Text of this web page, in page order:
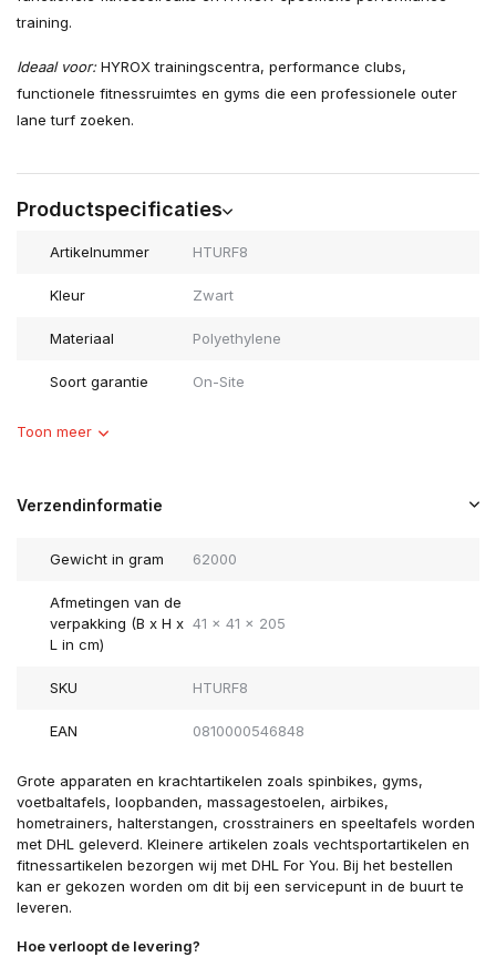
training.
Ideaal voor:HYROX trainingscentra, performance clubs,
functionele fitnessruimtes en gyms die een professionele outer
lane turf zoeken.
Productspecificaties
Artikelnummer HTURF8
Kleur Zwart
Materiaal Polyethylene
Soort garantie On-Site
Toon meer
Verzendinformatie
Gewicht in gram 62000
Afmetingen van de
verpakking (B x H x
L in cm)
41 x 41 x 205
SKU HTURF8
EAN 0810000546848
Grote apparaten en krachtartikelen zoals spinbikes, gyms,
voetbaltafels, loopbanden, massagestoelen, airbikes,
hometrainers, halterstangen, crosstrainers en speeltafels worden
met DHL geleverd. Kleinere artikelen zoals vechtsportartikelen en
fitnessartikelen bezorgen wij met DHL For You. Bij het bestellen
kan er gekozen worden om dit bij een servicepunt in de buurt te
leveren.
Hoe verloopt de levering?